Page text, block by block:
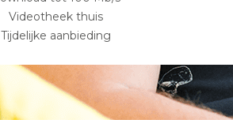
Videotheek thuis
Tijdelijke aanbieding